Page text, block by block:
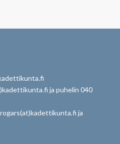
ja puhelin 040
ja